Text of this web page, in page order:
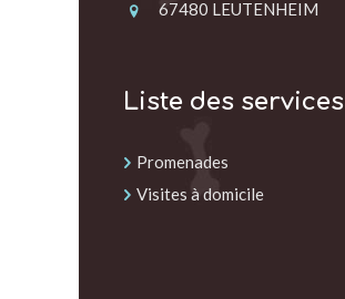
67480 LEUTENHEIM
Liste des services
Promenades
Visites à domicile